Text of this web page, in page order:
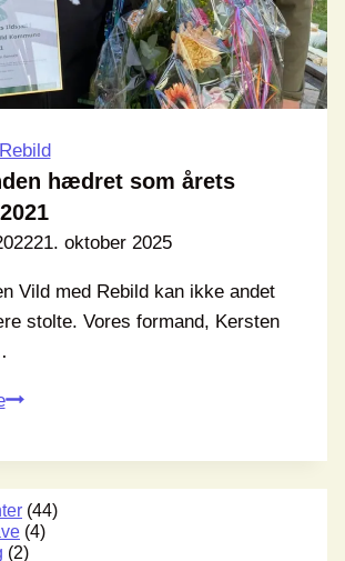
hædret som årets
21. oktober 2025
Vild med Rebild kan ikke andet
stolte. Vores formand, Kersten
Formanden
som
årets
ildsjæl
2021
(44)
(4)
(2)